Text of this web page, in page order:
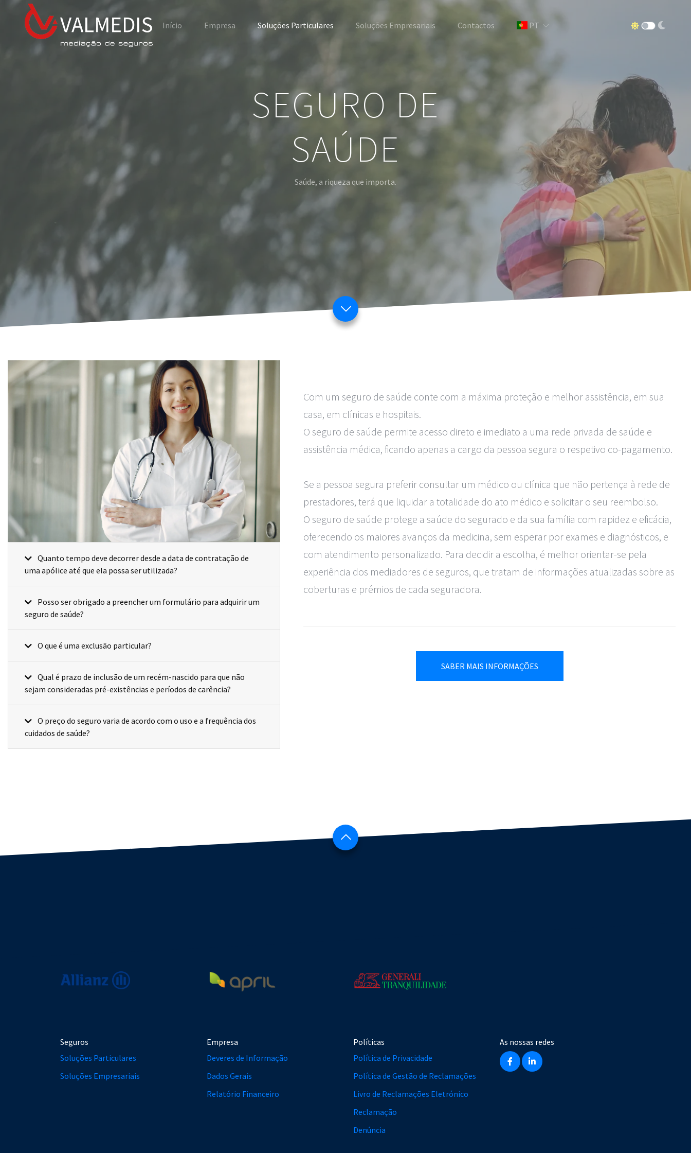
Início Empresa Soluções Particulares Soluções Empresariais Contactos PT
SEGURO DE
SAÚDE
Saúde, a riqueza que importa.
uma apólice até que ela possa ser utilizada?
seguro de saúde?
O que é uma exclusão particular?
sejam consideradas pré-existências e períodos de carência?
cuidados de saúde?
Com um seguro de saúde conte com a máxima proteção e melhor assistência, em sua
casa, em clínicas e hospitais.
O seguro de saúde permite acesso direto e imediato a uma rede privada de saúde e
assistência médica, ficando apenas a cargo da pessoa segura o respetivo co-pagamento.
Se a pessoa segura preferir consultar um médico ou clínica que não pertença à rede de
prestadores, terá que liquidar a totalidade do ato médico e solicitar o seu reembolso.
O seguro de saúde protege a saúde do segurado e da sua família com rapidez e eficácia,
oferecendo os maiores avanços da medicina, sem esperar por exames e diagnósticos, e
com atendimento personalizado. Para decidir a escolha, é melhor orientar-se pela
experiência dos mediadores de seguros, que tratam de informações atualizadas sobre as
coberturas e prémios de cada seguradora.
SABER MAIS INFORMAÇÕES
Seguros
Soluções Particulares
Soluções Empresariais
Empresa
Deveres de Informação
Dados Gerais
Relatório Financeiro
Políticas
Política de Privacidade
Política de Gestão de Reclamações
Livro de Reclamações Eletrónico
Reclamação
Denúncia
As nossas redes